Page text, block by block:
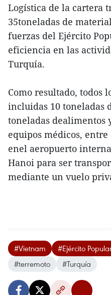
Logística de la cartera
35toneladas de
fuerzas del Ejército
eficiencia en las
Turquía.
Como resultado, todos
incluidas 10 toneladas
toneladas dealimentos
equipos médicos,
enel aeropuerto
Hanoi para ser
mediante un vuelo
#Vietnam #Ejército
#terremoto
#Turquía